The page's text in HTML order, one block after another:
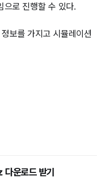
으로 진행할 수 있다.
보를 가지고 시뮬레이션
운로드 받기